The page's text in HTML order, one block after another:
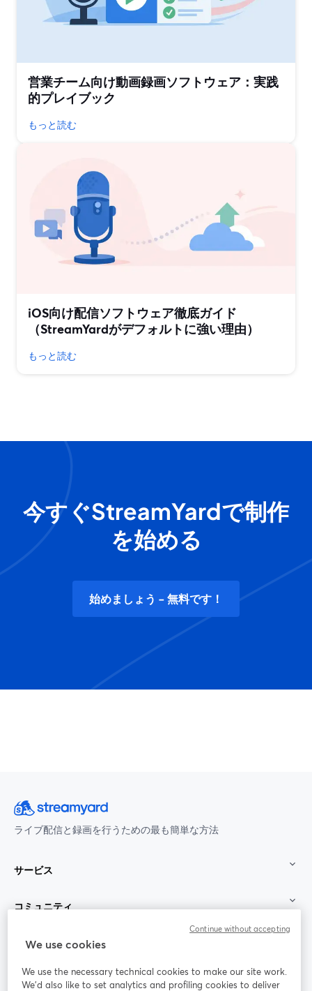
営業チーム向け動画録画ソフトウェア：実践
的プレイブック
もっと読む
iOS向け配信ソフトウェア徹底ガイド
（StreamYardがデフォルトに強い理由）
もっと読む
今すぐStreamYardで制作
を始める
始めましょう - 無料です！
ライブ配信と録画を行うための最も簡単な方法
サービス
コミュニティ
StreamYard：
参加する
We use cookies
We use the necessary technical cookies to make our site work.
We'd also like to set analytics and profiling cookies to deliver
Continue without accepting